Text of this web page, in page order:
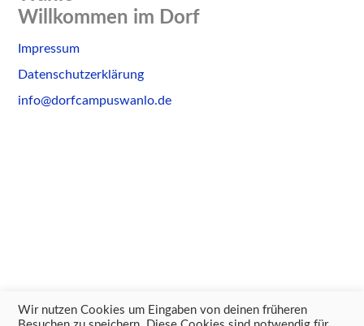
Willkommen im Dorf
Skip
to
Impressum
Datenschutzerklärung
info@dorfcampuswanlo.de
Wir nutzen Cookies um Eingaben von deinen früheren